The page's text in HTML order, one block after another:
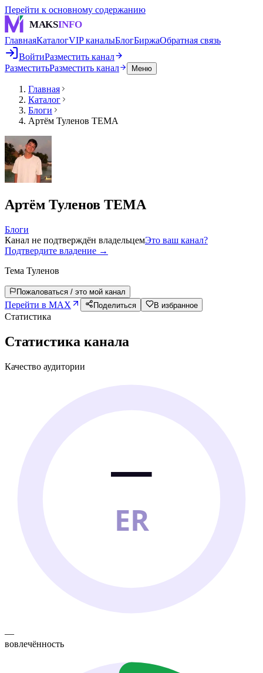
Перейти к основному содержанию
MAKSINFO
ГлавнаяКаталогVIP каналыБлогБиржаОбратная связь
ВойтиРазместить канал
РазместитьРазместить канал Меню
Главная
Каталог
Блоги
Артём Туленов ТЕМА
Артём Туленов ТЕМА
Блоги
Канал не подтверждён владельцемЭто ваш канал?
Подтвердите владение →
Тема Туленов
Пожаловаться / это мой канал
Перейти в MAX Поделиться В избранное
Статистика
Статистика канала
Качество аудитории
—
ER
—
вовлечённость